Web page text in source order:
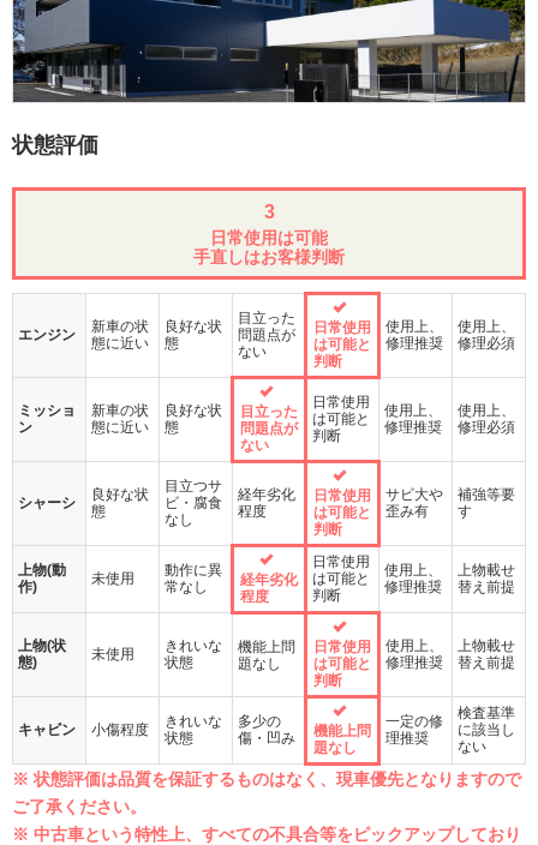
状態評価
3
日常使用は可能
手直しはお客様判断
エンジン
新車の状
態に近い
良好な状
態
目立った
問題点が
ない
日常使用
は可能と
判断
使用上、
修理推奨
使用上、
修理必須
ミッショ
ン
新車の状
態に近い
良好な状
態
目立った
問題点が
ない
日常使用
は可能と
判断
使用上、
修理推奨
使用上、
修理必須
シャーシ
良好な状
態
目立つサ
ビ・腐食
なし
経年劣化
程度
日常使用
は可能と
判断
サビ大や
歪み有
補強等要
す
上物(動
作)
未使用
動作に異
常なし
経年劣化
程度
日常使用
は可能と
判断
使用上、
修理推奨
上物載せ
替え前提
上物(状
態)
未使用
きれいな
状態
機能上問
題なし
日常使用
は可能と
判断
使用上、
修理推奨
上物載せ
替え前提
キャビン 小傷程度
きれいな
状態
多少の
傷・凹み
機能上問
題なし
一定の修
理推奨
検査基準
に該当し
ない
※ 状態評価は品質を保証するものはなく、現車優先となりますので
ご了承ください。
※ 中古車という特性上、すべての不具合等をピックアップしており